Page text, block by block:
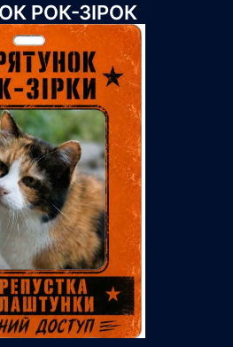
РОК-ЗІРОК